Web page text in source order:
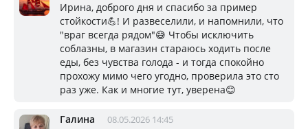
Ирина, доброго дня и спасибо за пример
стойкости💪! И развеселили, и напомнили, что
"враг всегда рядом"😅 Чтобы исключить
соблазны, в магазин стараюсь ходить после
еды, без чувства голода - и тогда спокойно
прохожу мимо чего угодно, проверила это сто
раз уже. Как и многие тут, уверена😊
Галина 08.05.2026 14:45